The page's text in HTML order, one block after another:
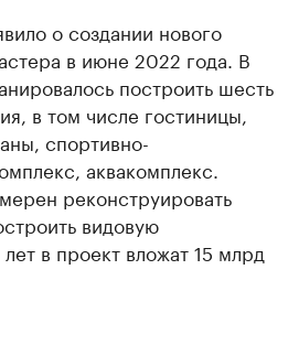
о создании нового
в июне 2022 года. В
построить шесть
в том числе гостиницы,
спортивно-
аквакомплекс.
реконструировать
видовую
в проект вложат 15 млрд